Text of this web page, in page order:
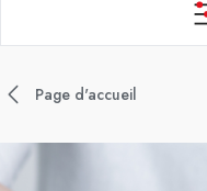
Page d'accueil